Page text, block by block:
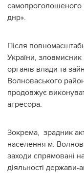
самопроголошеного
днр».
Після
України,
органів влади та
Волноваського
продовжує
агресора.
Зокрема, зрадник
населення м.
заходи спрямовані
діяльності держави-